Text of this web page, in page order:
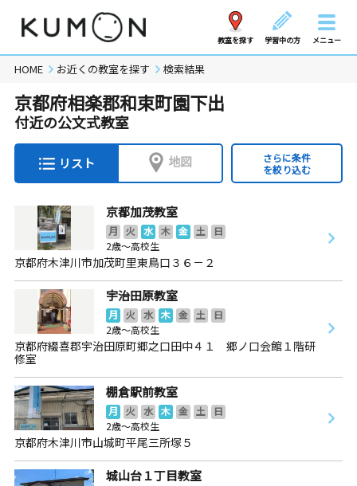
教室を探す 学習中の方 メニュー
HOME お近くの教室を探す 検索結果
京都府相楽郡和束町園下出
付近の公文式教室
リスト 地図
さらに条件
を絞り込む
京都加茂教室
月 火 水 木 金 土
日
2歳～高校生
京都府木津川市加茂町里東鳥口３６－２
宇治田原教室
月 火 水 木 金 土
日
2歳～高校生
京都府綴喜郡宇治田原町郷之口田中４１ 郷ノ口会館１階研
修室
棚倉駅前教室
月 火 水 木 金 土
日
2歳～高校生
京都府木津川市山城町平尾三所塚５
城山台１丁目教室